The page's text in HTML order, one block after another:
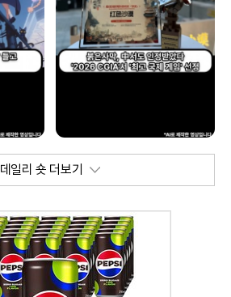
데일리 숏 더보기